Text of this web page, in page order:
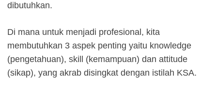
dibutuhkan.
Di mana untuk menjadi profesional, kita
membutuhkan 3 aspek penting yaitu knowledge
(pengetahuan), skill (kemampuan) dan attitude
(sikap), yang akrab disingkat dengan istilah KSA.